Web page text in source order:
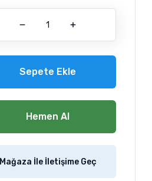
Sepete Ekle
Hemen Al
Mağaza İle İletişime Geç